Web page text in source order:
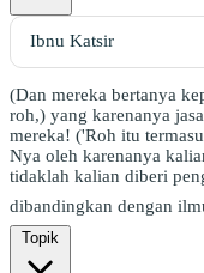
(Dan mereka bertanya
roh,) yang karenanya
mereka! ('Roh itu
Nya oleh karenanya
tidaklah kalian diberi
Topik